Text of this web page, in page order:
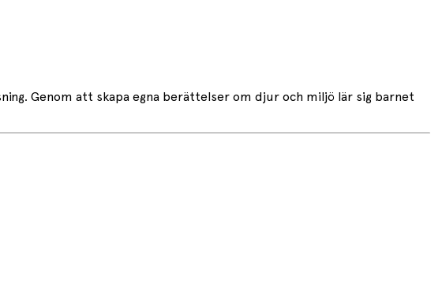
Genom att skapa egna berättelser om djur och miljö lär sig barnet